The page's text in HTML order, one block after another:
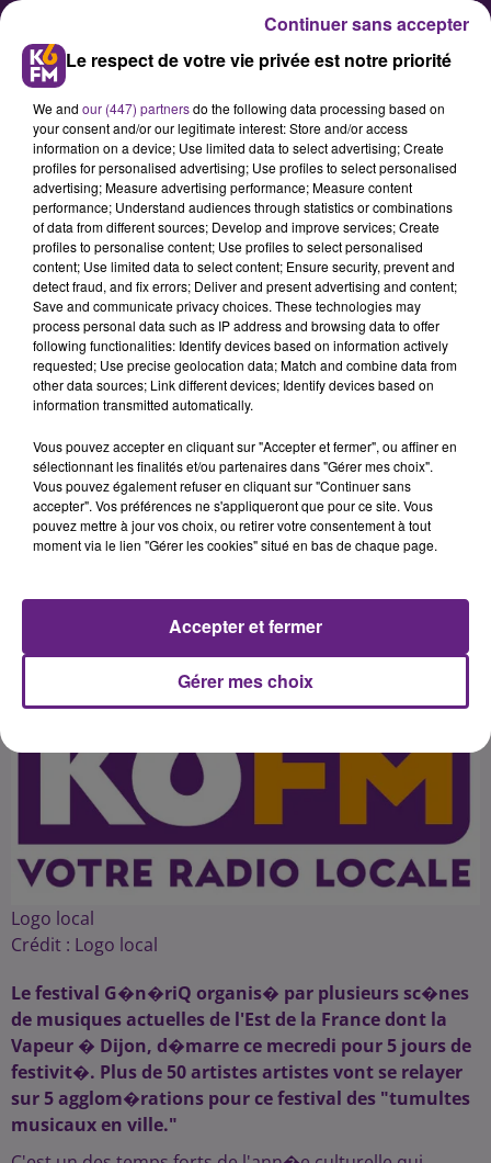
Dijon : Le festival GénériQ
(re)débarque en ville
Le festival GénériQ organisé par
plusieurs scènes de musiques
actuelles de l'Est de la France dont
la Vapeur à Dijon, démarre ce
Plus de 50 artistes artistes vont se
relayer sur 5 agglomérations pour
ce festival des "tumultes" musicaux
Publié : 23 février 2016 à 16h08 par 45
Logo local
Crédit : Logo local
Le festival G�n�riQ organis� par plusieurs sc�nes
de musiques actuelles de l'Est de la France dont la
Vapeur � Dijon, d�marre ce mecredi pour 5 jours de
festivit�. Plus de 50 artistes artistes vont se relayer
sur 5 agglom�rations pour ce festival des "tumultes
musicaux en ville."
Le respect de votre vie privée est notre priorité
We and our (447) partnersdo the following data processing based on
your consent and/or our legitimate interest: Store and/or access
information on a device; Use limited data to select advertising; Create
profiles for personalised advertising; Use profiles to select personalised
advertising; Measure advertising performance; Measure content
performance; Understand audiences through statistics or combinations
of data from different sources; Develop and improve services; Create
profiles to personalise content; Use profiles to select personalised
content; Use limited data to select content; Ensure security, prevent and
detect fraud, and fix errors; Deliver and present advertising and content;
Save and communicate privacy choices. These technologies may
process personal data such as IP address and browsing data to offer
following functionalities: Identify devices based on information actively
requested; Use precise geolocation data; Match and combine data from
other data sources; Link different devices; Identify devices based on
information transmitted automatically.
Vous pouvez accepter en cliquant sur "Accepter et fermer", ou affiner en
sélectionnant les finalités et/ou partenaires dans "Gérer mes choix".
Vous pouvez également refuser en cliquant sur "Continuer sans
accepter". Vos préférences ne s'appliqueront que pour ce site. Vous
pouvez mettre à jour vos choix, ou retirer votre consentement à tout
moment via le lien "Gérer les cookies" situé en bas de chaque page.
Gérer mes choix
Accepter et fermer
Continuer sans accepter